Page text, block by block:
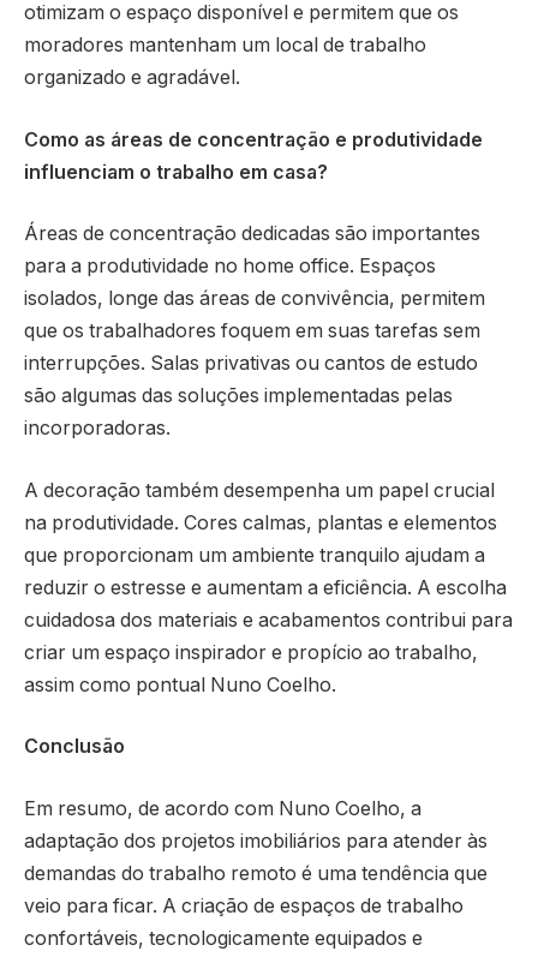
otimizam o espaço disponível e permitem que os
moradores mantenham um local de trabalho
organizado e agradável.
Como as áreas de concentração e produtividade
influenciam o trabalho em casa?
Áreas de concentração dedicadas são importantes
para a produtividade no home office. Espaços
isolados, longe das áreas de convivência, permitem
que os trabalhadores foquem em suas tarefas sem
interrupções. Salas privativas ou cantos de estudo
são algumas das soluções implementadas pelas
incorporadoras.
A decoração também desempenha um papel crucial
na produtividade. Cores calmas, plantas e elementos
que proporcionam um ambiente tranquilo ajudam a
reduzir o estresse e aumentam a eficiência. A escolha
cuidadosa dos materiais e acabamentos contribui para
criar um espaço inspirador e propício ao trabalho,
assim como pontual Nuno Coelho.
Conclusão
Em resumo, de acordo com Nuno Coelho, a
adaptação dos projetos imobiliários para atender às
demandas do trabalho remoto é uma tendência que
veio para ficar. A criação de espaços de trabalho
confortáveis, tecnologicamente equipados e